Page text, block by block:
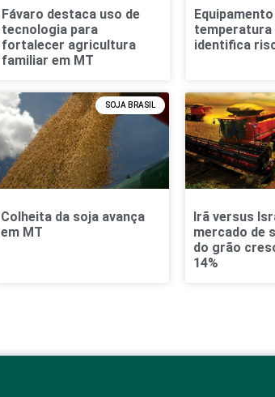
Fávaro destaca uso de
tecnologia para
fortalecer agricultura
familiar em MT
temperatura
identifica
SOJA BRASIL
Colheita da soja avança
em MT
Irã versus
mercado de
do grão
14%